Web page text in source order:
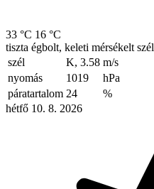
33 °C 16 °C
tiszta égbolt, keleti mérsékelt szél
szél
K, 3.58 m/s
nyomás
1019
hPa
páratartalom 24
%
hétfő 10. 8. 2026